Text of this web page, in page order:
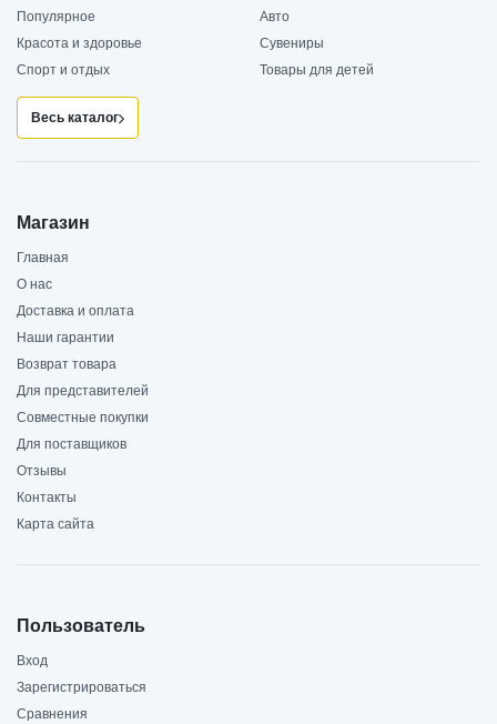
Популярное
Авто
Красота и здоровье
Сувениры
Спорт и отдых
Товары для детей
Весь каталог
Магазин
Главная
О нас
Доставка и оплата
Наши гарантии
Возврат товара
Для представителей
Совместные покупки
Для поставщиков
Отзывы
Контакты
Карта сайта
Пользователь
Вход
Зарегистрироваться
Сравнения